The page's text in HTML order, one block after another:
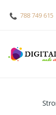
788 749 615